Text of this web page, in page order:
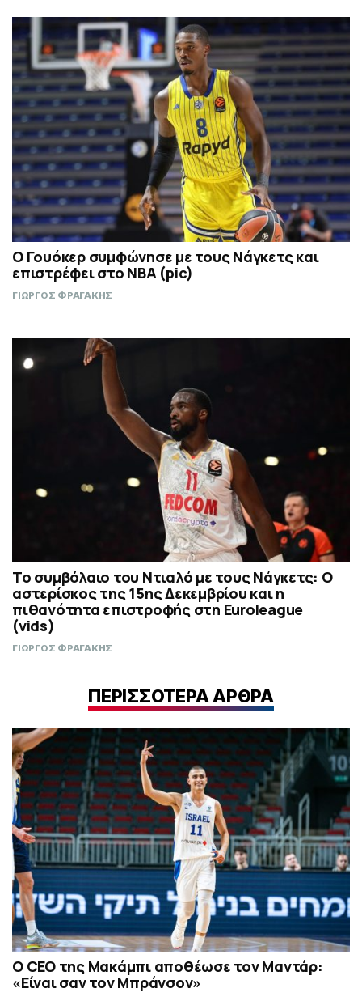
Ο Γουόκερ συμφώνησε με τους Νάγκετς και
επιστρέφει στο NBA (pic)
ΓΙΩΡΓΟΣ ΦΡΑΓΑΚΗΣ
Το συμβόλαιο του Ντιαλό με τους Νάγκετς: Ο
αστερίσκος της 15ης Δεκεμβρίου και η
πιθανότητα επιστροφής στη Euroleague
(vids)
ΓΙΩΡΓΟΣ ΦΡΑΓΑΚΗΣ
ΠΕΡΙΣΣΟΤΕΡΑ ΑΡΘΡΑ
Ο CEO της Μακάμπι αποθέωσε τον Μαντάρ:
«Είναι σαν τον Μπράνσον»